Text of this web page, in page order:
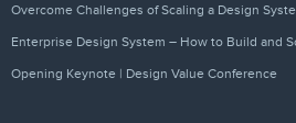
Overcome Challenges of Scaling a Design
Enterprise Design System – How to Build and
Opening Keynote | Design Value Conference